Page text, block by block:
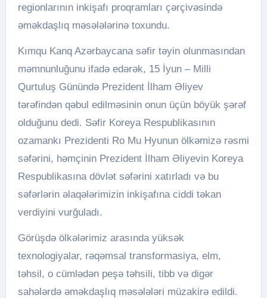
regionlarının inkişafı proqramları çərçivəsində
əməkdaşlıq məsələlərinə toxundu.
Kımqu Kanq Azərbaycana səfir təyin olunmasından
məmnunluğunu ifadə edərək, 15 İyun – Milli
Qurtuluş Günündə Prezident İlham Əliyev
tərəfindən qəbul edilməsinin onun üçün böyük şərəf
olduğunu dedi. Səfir Koreya Respublikasının
ozamankı Prezidenti Ro Mu Hyunun ölkəmizə rəsmi
səfərini, həmçinin Prezident İlham Əliyevin Koreya
Respublikasına dövlət səfərini xatırladı və bu
səfərlərin əlaqələrimizin inkişafına ciddi təkan
verdiyini vurğuladı.
Görüşdə ölkələrimiz arasında yüksək
texnologiyalar, rəqəmsal transformasiya, elm,
təhsil, o cümlədən peşə təhsili, tibb və digər
sahələrdə əməkdaşlıq məsələləri müzakirə edildi.